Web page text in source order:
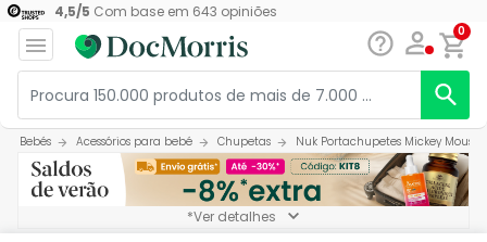
4,5/5 Com base em 643 opiniões
0
Bebés Acessórios para bebé Chupetas Nuk Portachupetes Mickey Mouse
*Ver detalhes